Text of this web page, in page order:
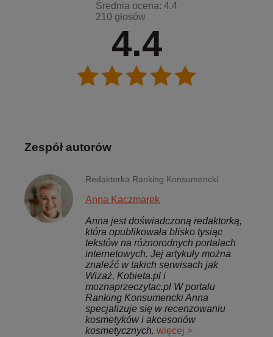
4.4
Średnia ocena: 4.4
210 głosów
Zespół autorów
Redaktorka Ranking Konsumencki
Anna Kaczmarek
Anna jest doświadczoną redaktorką,
która opublikowała blisko tysiąc
tekstów na różnorodnych portalach
internetowych. Jej artykuły można
znaleźć w takich serwisach jak
Wizaż, Kobieta.pl i
moznaprzeczytac.pl W portalu
Ranking Konsumencki Anna
specjalizuje się w recenzowaniu
kosmetyków i akcesoriów
kosmetycznych. więcej >